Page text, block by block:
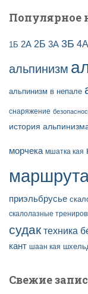
Популярное
1Б 2А 2Б 3А 3Б 4А
альпинизм
альпинизм в непале
снаряжение
история
морчека мшатка кая
приэльбрусье
скалолазные
судак техника
кант шаан кая
Свежие